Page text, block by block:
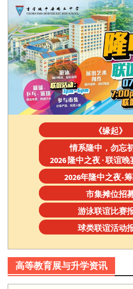
《缘起》
情系隆中，勿忘
2026 隆中之夜 · 联谊
2026年隆中之夜-
市集摊位招
游泳联谊比赛
球类联谊活动
高等教育展与升学资讯